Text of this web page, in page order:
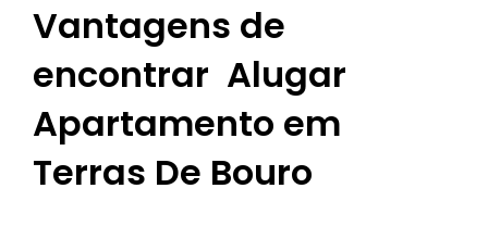
Vantagens de
encontrar Alugar
Apartamento em
Terras De Bouro